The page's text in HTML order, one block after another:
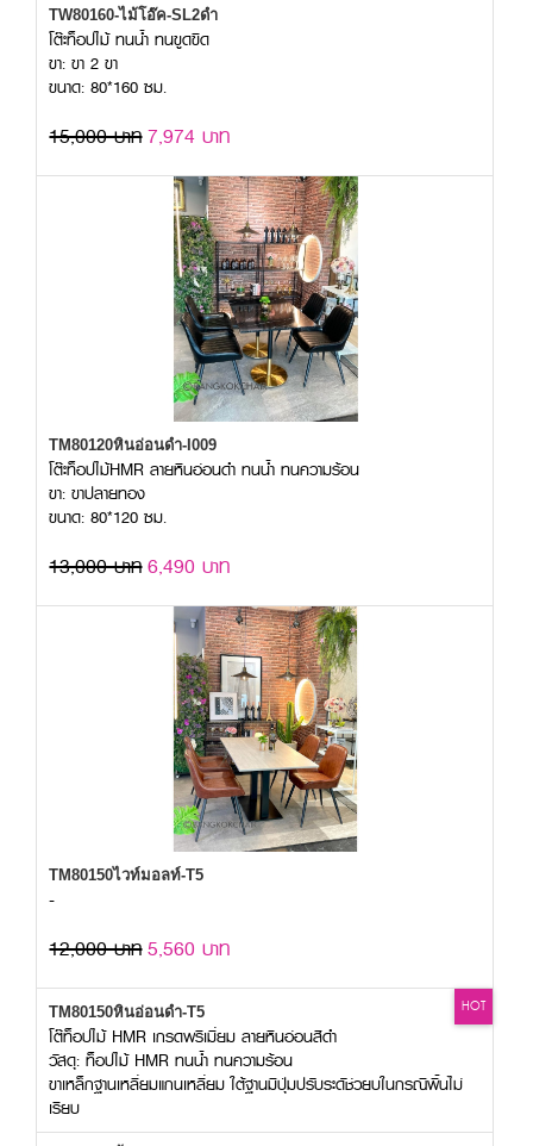
TW80160-ไม้โอ๊ค-SL2ดำ
โต๊ะท็อปไม้ ทนน้ำ ทนขูดขีด
ขา: ขา 2 ขา
ขนาด: 80*160 ซม.
15,000 บาท7,974 บาท
TM80120หินอ่อนดำ-I009
โต๊ะท็อปไม้HMR ลายหินอ่อนดำ ทนน้ำ ทนความร้อน
ขา: ขาปลายทอง
ขนาด: 80*120 ซม.
13,000 บาท6,490 บาท
TM80150ไวท์มอลท์-T5
-
12,000 บาท5,560 บาท
HOT
TM80150หินอ่อนดำ-T5
โต๊ท็อปไม้ HMR เกรดพรีเมี่ยม ลายหินอ่อนสีดำ
วัสดุ: ท็อปไม้ HMR ทนน้ำ ทนความร้อน
ขาเหล็กฐานเหลี่ยมแกนเหลี่ยม ใต้ฐานมีปุ่มปรับระดัช่วยบในกรณีพื้นไม่
เรียบ